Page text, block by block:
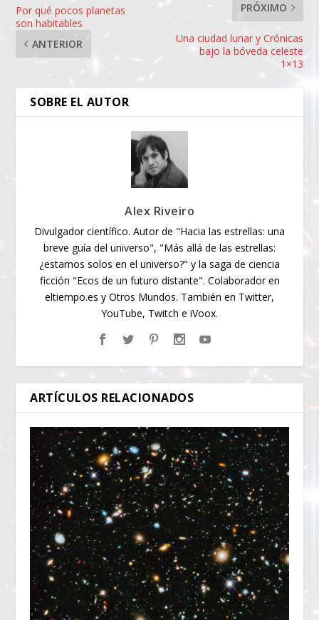
Por qué pocos planetas
son habitables
ANTERIOR
PRÓXIMO
Una ciudad lunar y Crónicas
bajo la bóveda celeste
1×13
SOBRE EL AUTOR
Alex Riveiro
Divulgador científico. Autor de "Hacia las estrellas: una
breve guía del universo", "Más allá de las estrellas:
¿estamos solos en el universo?" y la saga de ciencia
ficción "Ecos de un futuro distante". Colaborador en
eltiempo.es y Otros Mundos. También en Twitter,
YouTube, Twitch e iVoox.
ARTÍCULOS RELACIONADOS